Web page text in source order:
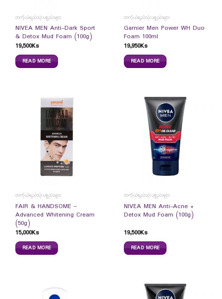
တကိုယ်ရည်သုံးပစ္စည်းများ
NIVEA MEN Anti-Dark Sport
& Detox Mud Foam (100g)
19,500Ks
READ MORE
တကိုယ်ရည်သုံးပစ္စည်းများ
Garnier Men Power WH Duo
Foam 100ml
19,950Ks
READ MORE
တကိုယ်ရည်သုံးပစ္စည်းများ
FAIR & HANDSOME –
Advanced Whitening Cream
(50g)
15,000Ks
READ MORE
တကိုယ်ရည်သုံးပစ္စည်းများ
NIVEA MEN Anti-Acne +
Detox Mud Foam (100g)
19,500Ks
READ MORE